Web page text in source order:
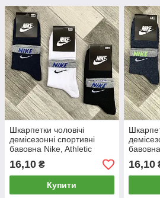
Шкарпетки чоловічі
демісезонні спортивні
бавовна Nike, Athletic
Sports, середні, асорті,
05035
16,10 ₴
Купити
Sports,
05038
16,10